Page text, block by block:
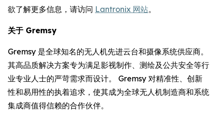
欲了解更多信息，请访问 Lantronix 网站。
关于 Gremsy
Gremsy 是全球知名的无人机先进云台和摄像系统供应商。
其高品质解决方案专为满足影视制作、测绘及公共安全等行
业专业人士的严苛需求而设计。 Gremsy 对精准性、创新
性和易用性的执着追求，使其成为全球无人机制造商和系统
集成商值得信赖的合作伙伴。